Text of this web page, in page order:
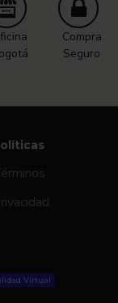
Compra
Seguro
Virtual